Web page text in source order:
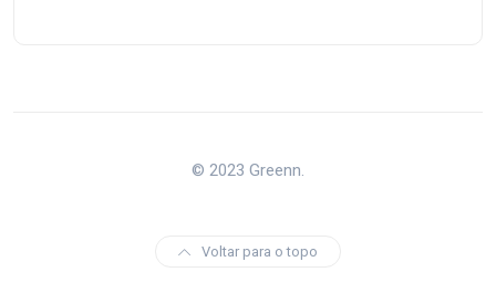
© 2023 Greenn.
Voltar para o topo